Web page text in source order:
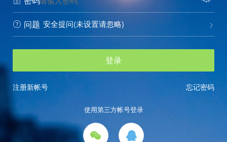
 问题 
安全提问(未设置请忽略)
登录
忘记密码
注册新帐号
使用第三方帐号登录
 